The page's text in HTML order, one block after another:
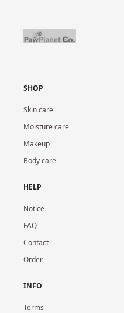
SHOP
Skin care
Moisture care
Makeup
Body care
HELP
Notice
FAQ
Contact
Order
INFO
Terms